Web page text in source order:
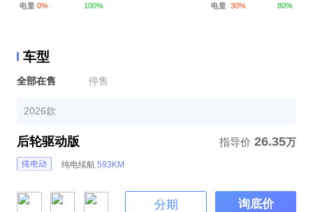
电量 0% 100% 电量 30% 80%
车型
全部在售 停售
2026款
后轮驱动版
纯电续航593KM
指导价 26.35万
分期 询底价